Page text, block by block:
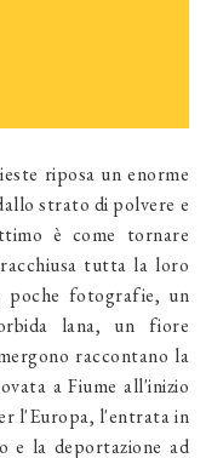
riposa un enorme
strato di polvere e
è come tornare
tutta la loro
poche fotografie, un
lana, un fiore
raccontano la
a Fiume all'inizio
l'Europa, l'entrata in
e la deportazione ad